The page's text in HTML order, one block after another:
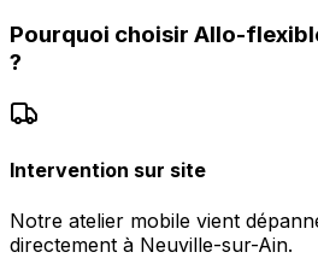
Pourquoi choisir Allo-
?
Intervention sur site
Notre atelier mobile vient
directement à Neuville-sur-Ain.